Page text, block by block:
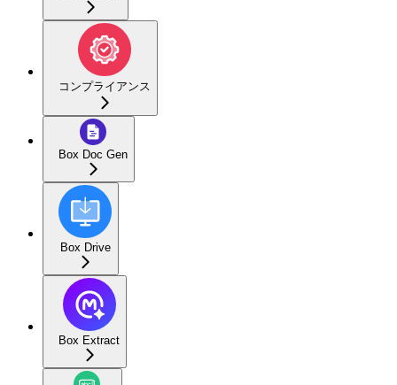
コンプライアンス
Box Doc Gen
Box Drive
Box Extract